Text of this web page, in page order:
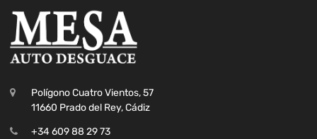
Polígono Cuatro Vientos, 57
11660 Prado del Rey, Cádiz
+34 609 88 29 73